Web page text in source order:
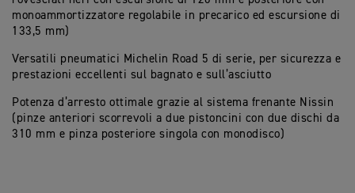
monoammortizzatore regolabile in precarico ed escursione di
133,5 mm)
Versatili pneumatici Michelin Road 5 di serie, per sicurezza e
prestazioni eccellenti sul bagnato e sull’asciutto
Potenza d’arresto ottimale grazie al sistema frenante Nissin
(pinze anteriori scorrevoli a due pistoncini con due dischi da
310 mm e pinza posteriore singola con monodisco)